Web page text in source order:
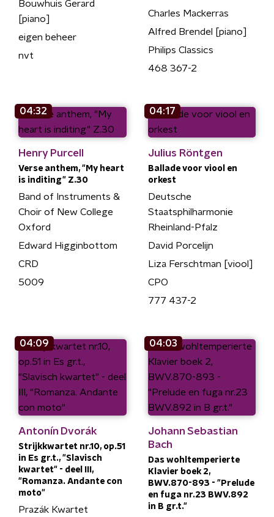
Bouwhuis Gerard
[piano]
eigen beheer
nvt
Charles Mackerras
Alfred Brendel [piano]
Philips Classics
468 367-2
04:32
Henry Purcell
Verse anthem, "My heart
is inditing" Z.30
Band of Instruments &
Choir of New College
Oxford
Edward Higginbottom
CRD
5009
04:17
Julius Röntgen
Ballade voor viool en
orkest
Deutsche
Staatsphilharmonie
Rheinland-Pfalz
David Porcelijn
Liza Ferschtman [viool]
CPO
777 437-2
04:09
Antonín Dvorák
Strijkkwartet nr.10, op.51
in Es gr.t., "Slavisch
kwartet" - deel III,
"Romanza. Andante con
moto"
Prazák Kwartet
04:03
Johann Sebastian
Bach
Das wohltemperierte
Klavier boek 2,
BWV.870-893 - "Prelude
en fuga nr.23 BWV.892
in B gr.t."